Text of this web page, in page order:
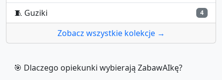
🧵 Guziki 4
Zobacz wszystkie kolekcje →
🎯 Dlaczego opiekunki wybierają ZabawAIkę?